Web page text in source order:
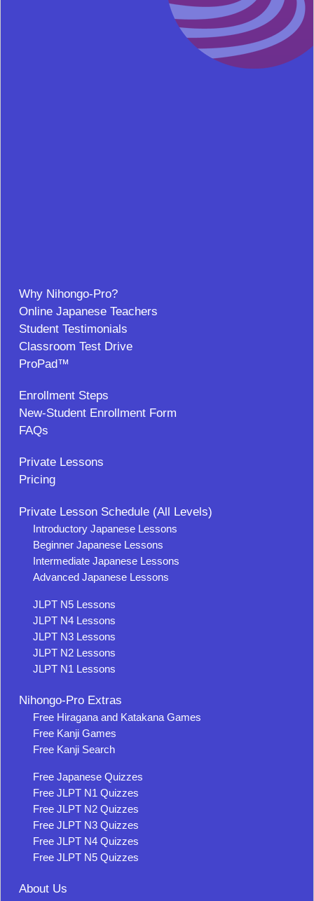
Why Nihongo-Pro?
Online Japanese Teachers
Student Testimonials
Classroom Test Drive
ProPad™
Enrollment Steps
New-Student Enrollment Form
FAQs
Private Lessons
Pricing
Private Lesson Schedule (All Levels)
Introductory Japanese Lessons
Beginner Japanese Lessons
Intermediate Japanese Lessons
Advanced Japanese Lessons
JLPT N5 Lessons
JLPT N4 Lessons
JLPT N3 Lessons
JLPT N2 Lessons
JLPT N1 Lessons
Nihongo-Pro Extras
Free Hiragana and Katakana Games
Free Kanji Games
Free Kanji Search
Free Japanese Quizzes
Free JLPT N1 Quizzes
Free JLPT N2 Quizzes
Free JLPT N3 Quizzes
Free JLPT N4 Quizzes
Free JLPT N5 Quizzes
About Us